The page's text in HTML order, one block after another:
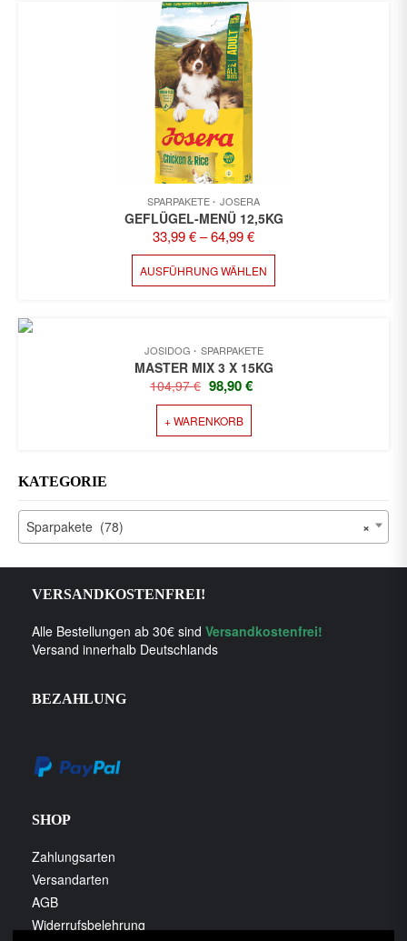
SPARPAKETE JOSERA
GEFLÜGEL-MENÜ 12,5KG
33,99€–64,99€
AUSFÜHRUNG WÄHLEN
JOSIDOG SPARPAKETE
MASTER MIX 3 X 15KG
104,97€ URSPRÜNGLICHER
PREIS
WAR:
104,97 €
98,90€
+ WARENKORB
KATEGORIE
×
Sparpakete (78)
VERSANDKOSTENFREI!
Alle Bestellungen ab 30€ sind Versandkostenfrei!
Versand innerhalb Deutschlands
BEZAHLUNG
SHOP
Zahlungsarten
Versandarten
AGB
Widerrufsbelehrung